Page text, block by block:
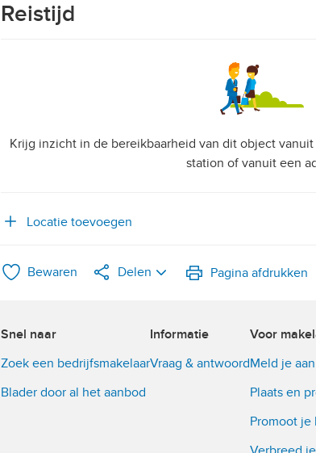
Reistijd
Krijg inzicht in de bereikbaarheid van dit object
station of vanuit een
Locatie toevoegen
Bewaren Delen Pagina afdrukken
Snel naar
Zoek een bedrijfsmakelaar
Blader door al het aanbod
Informatie
Vraag & antwoord
Voor
Meld je
Plaats en
Promoot je